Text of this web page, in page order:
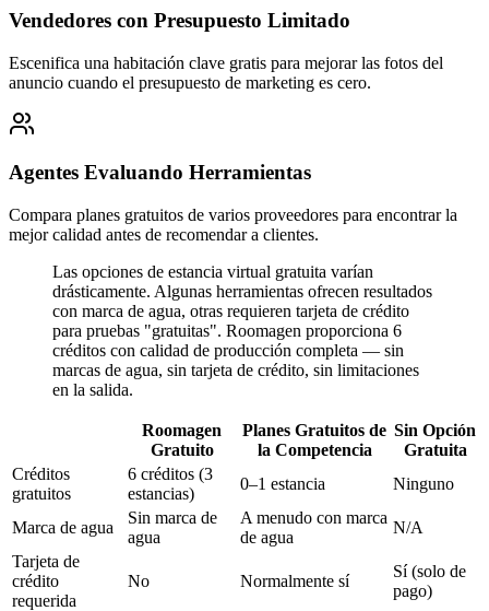
Vendedores con Presupuesto Limitado
Escenifica una habitación clave gratis para mejorar las fotos del
anuncio cuando el presupuesto de marketing es cero.
Agentes Evaluando Herramientas
Compara planes gratuitos de varios proveedores para encontrar la
mejor calidad antes de recomendar a clientes.
Las opciones de estancia virtual gratuita varían
drásticamente. Algunas herramientas ofrecen resultados
con marca de agua, otras requieren tarjeta de crédito
para pruebas "gratuitas". Roomagen proporciona 6
créditos con calidad de producción completa — sin
marcas de agua, sin tarjeta de crédito, sin limitaciones
en la salida.
Roomagen
Gratuito
Planes Gratuitos de
la Competencia
Sin Opción
Gratuita
Créditos
gratuitos
6 créditos (3
estancias)
0–1 estancia Ninguno
Marca de agua
Sin marca de
agua
A menudo con marca
de agua
N/A
Tarjeta de
crédito
requerida
No Normalmente sí
Sí (solo de
pago)